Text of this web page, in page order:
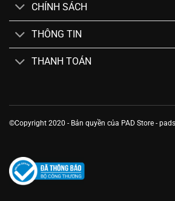
CHÍNH SÁCH
THÔNG TIN
THANH TOÁN
©Copyright 2020 - Bản quyền của PAD Store -